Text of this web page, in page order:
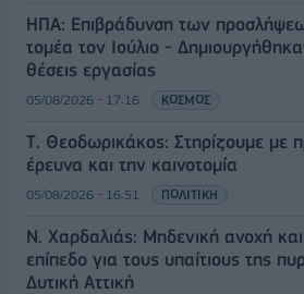
ΗΠΑ: Επιβράδυνση των
τομέα τον Ιούλιο -
θέσεις εργασίας
05/08/2026 - 17:16 ΚΟΣΜΟΣ
Τ. Θεοδωρικάκος: Στηρίζουμε με
έρευνα και την καινοτομία
05/08/2026 - 16:51 ΠΟΛΙΤΙΚΗ
Ν. Χαρδαλιάς: Μηδενική ανοχή
επίπεδο για τους υπαίτιους της
Δυτική Αττική